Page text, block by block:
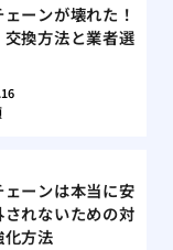
ェーンが壊れた！
交換方法と業者選
ェーンは本当に安
されないための対
方法